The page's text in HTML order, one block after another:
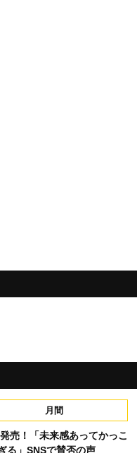
月間
売！「未来感あってかっこ
る」SNSで賛否の声